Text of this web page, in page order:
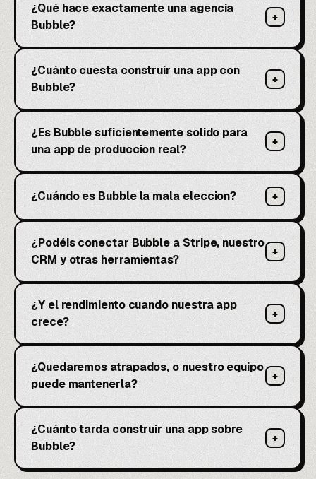
¿Qué hace exactamente una agencia
Bubble?
+
¿Cuánto cuesta construir una app con
Bubble?
+
¿Es Bubble suficientemente solido para
una app de produccion real?
+
¿Cuándo es Bubble la mala eleccion? +
¿Podéis conectar Bubble a Stripe, nuestro
CRM y otras herramientas?
+
¿Y el rendimiento cuando nuestra app
crece?
+
¿Quedaremos atrapados, o nuestro equipo
puede mantenerla?
+
¿Cuánto tarda construir una app sobre
Bubble?
+